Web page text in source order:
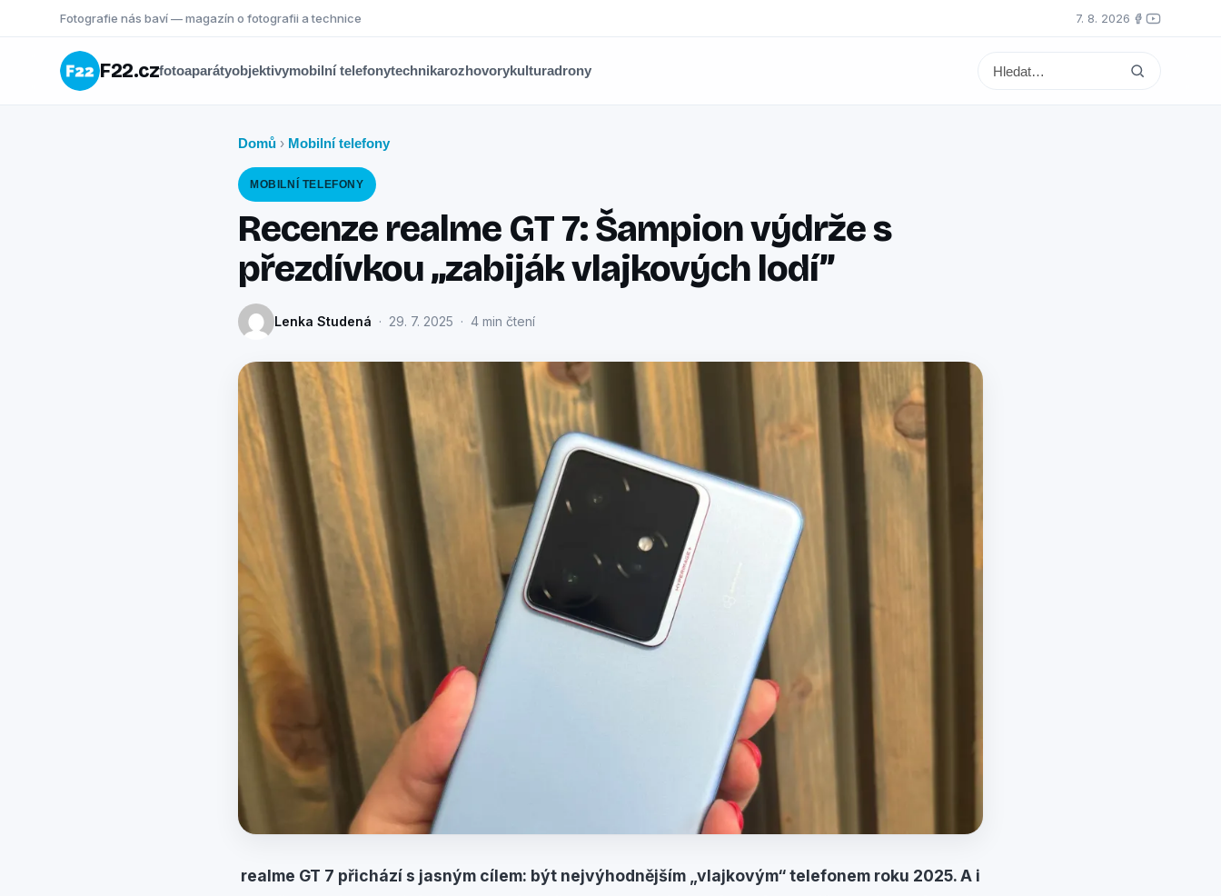
Fotografie nás baví — magazín o fotografii a technice 7. 8. 2026
F22.czfotoaparátyobjektivymobilní telefonytechnikarozhovorykulturadrony
Domů › Mobilní telefony
MOBILNÍ TELEFONY
Recenze realme GT 7: Šampion výdrže s
přezdívkou „zabiják vlajkových lodí”
Lenka Studená · 29. 7. 2025 · 4 min čtení
realme GT 7 přichází s jasným cílem: být nejvýhodnějším „vlajkovým“ telefonem roku 2025. A i